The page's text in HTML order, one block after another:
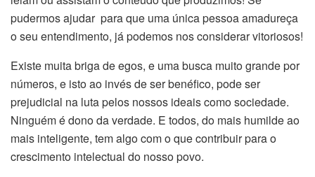
pudermos ajudar para que uma única pessoa amadureça
o seu entendimento, já podemos nos considerar vitoriosos!
Existe muita briga de egos, e uma busca muito grande por
números, e isto ao invés de ser benéfico, pode ser
prejudicial na luta pelos nossos ideais como sociedade.
Ninguém é dono da verdade. E todos, do mais humilde ao
mais inteligente, tem algo com o que contribuir para o
crescimento intelectual do nosso povo.